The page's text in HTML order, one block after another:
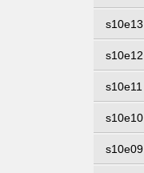
s10e13
s10e12
s10e11
s10e10
s10e09